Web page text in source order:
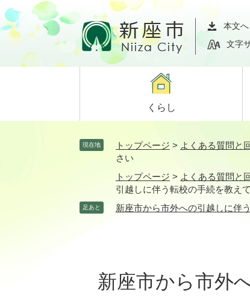
ペ
ー
ジ
メ
ニ
ュ
て
本文へ
文字
くらし
現在地 トップページ > よくある質問と
さい
トップページ > よくある質問と
引越しに伴う転校の手続を教え
足あと 新座市から市外への引越しに伴
新座市から市外